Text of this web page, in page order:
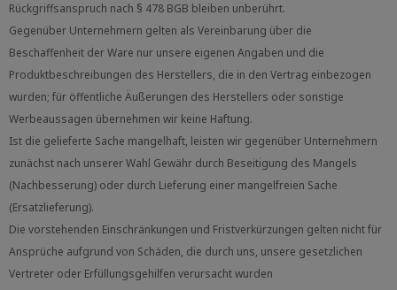
Rückgriffsanspruch nach § 478 BGB bleiben unberührt.
Gegenüber Unternehmern gelten als Vereinbarung über die
Beschaffenheit der Ware nur unsere eigenen Angaben und die
Produktbeschreibungen des Herstellers, die in den Vertrag einbezogen
wurden; für öffentliche Äußerungen des Herstellers oder sonstige
Werbeaussagen übernehmen wir keine Haftung.
Ist die gelieferte Sache mangelhaft, leisten wir gegenüber Unternehmern
zunächst nach unserer Wahl Gewähr durch Beseitigung des Mangels
(Nachbesserung) oder durch Lieferung einer mangelfreien Sache
(Ersatzlieferung).
Die vorstehenden Einschränkungen und Fristverkürzungen gelten nicht für
Ansprüche aufgrund von Schäden, die durch uns, unsere gesetzlichen
Vertreter oder Erfüllungsgehilfen verursacht wurden